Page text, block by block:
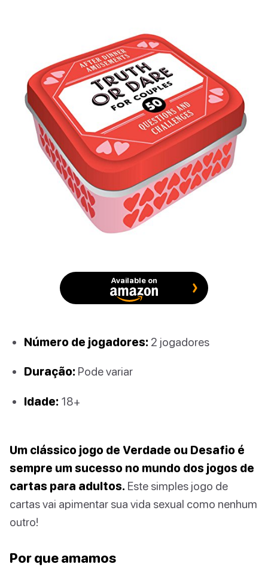
Available on
Número de jogadores: 2 jogadores
Duração: Pode variar
Idade: 18+
Um clássico jogo de Verdade ou Desafio é
sempre um sucesso no mundo dos jogos de
cartas para adultos. Este simples jogo de
cartas vai apimentar sua vida sexual como nenhum
outro!
Por que amamos